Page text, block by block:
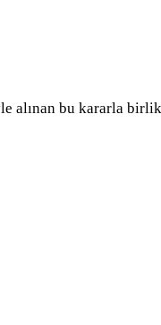
alınan bu kararla